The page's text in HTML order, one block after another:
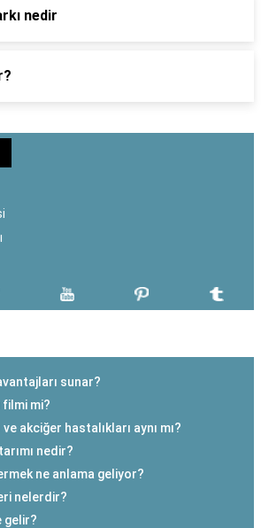
nedir
sunar?
mi?
akciğer hastalıkları aynı mı?
nedir?
ne anlama geliyor?
nelerdir?
gelir?